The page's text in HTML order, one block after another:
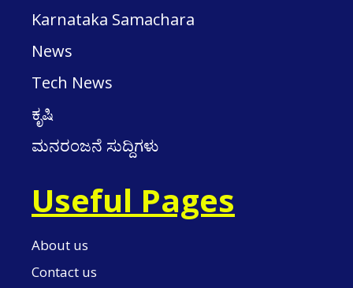
Karnataka Samachara
News
Tech News
ಕೃಷಿ
ಮನರಂಜನೆ ಸುದ್ದಿಗಳು
Useful Pages
About us
Contact us